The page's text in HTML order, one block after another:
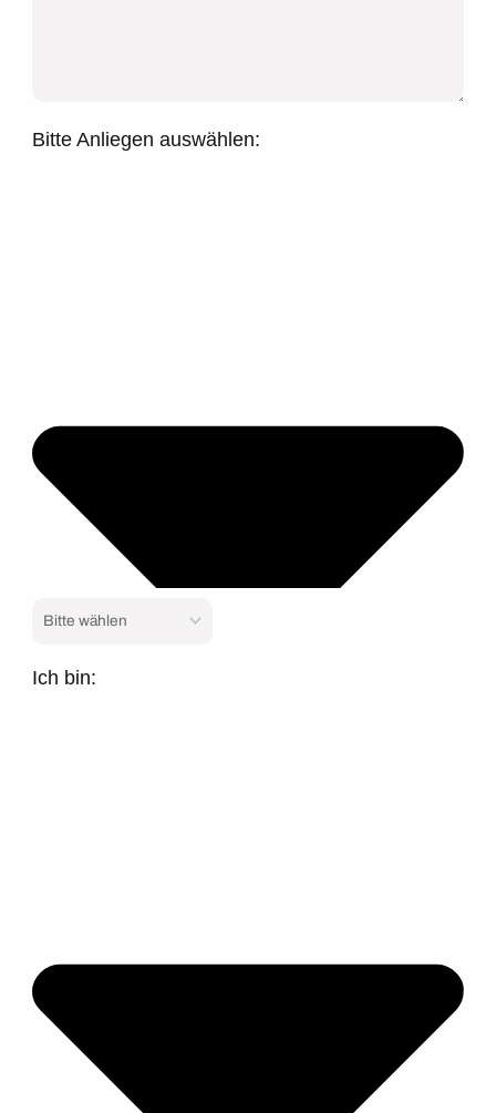
Bitte Anliegen auswählen:
Ich bin: